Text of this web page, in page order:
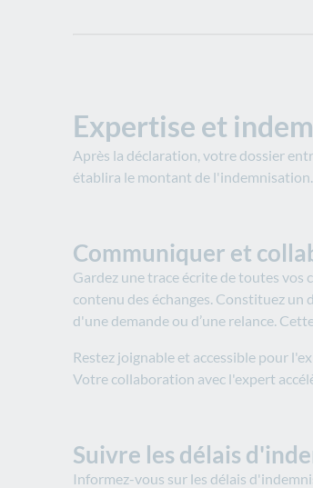
Expertise et
Après la déclaration, votre dossier
établira le montant de
Communiquer et
Gardez une trace écrite de toutes vos
contenu des échanges. Constituez
d'une demande ou d’une relance.
Restez joignable et accessible pour
Votre collaboration avec l'expert
Suivre les délais
Informez-vous sur les délais